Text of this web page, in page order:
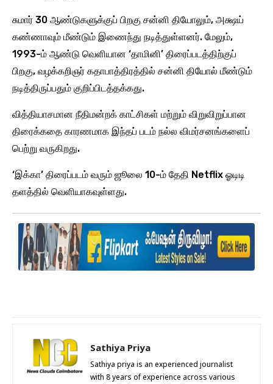
சுமார் 30 ஆண்டுகளுக்குப் பிறகு சன்னி தியோலும், அக்ஷய்
கண்ணாவும் மீண்டும் இணைந்து நடித்துள்ளனர். மேலும்,
1993-ம் ஆண்டு வெளியான ‘தாமினி’ திரைப்படத்திற்குப்
பிறகு, வழக்கறிஞர் கதாபாத்திரத்தில் சன்னி தியோல் மீண்டும்
நடித்திருப்பதும் குறிப்பிடத்தக்கது.
வித்தியாசமான நீதிமன்றக் காட்சிகள் மற்றும் விறுவிறுப்பான
திரைக்கதை காரணமாக இந்தப் படம் நல்ல விமர்சனங்களைப்
பெற்று வருகிறது.
‘இக்கா’ திரைப்படம் வரும் ஜூலை 10-ம் தேதி Netflix ஓடிடி
தளத்தில் வெளியாகவுள்ளது.
Sathiya Priya
Sathiya priya is an experienced journalist
with 8 years of experience across various